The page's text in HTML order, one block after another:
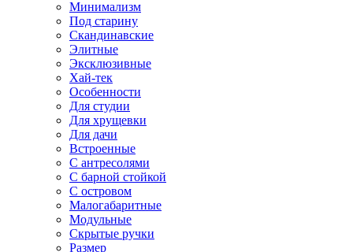
Минимализм
Под старину
Скандинавские
Элитные
Эксклюзивные
Хай-тек
Особенности
Для студии
Для хрущевки
Для дачи
Встроенные
С антресолями
С барной стойкой
С островом
Малогабаритные
Модульные
Скрытые ручки
Размер